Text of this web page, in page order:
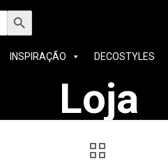
Search Button
INSPIRAÇÃO DECOSTYLES
Loja